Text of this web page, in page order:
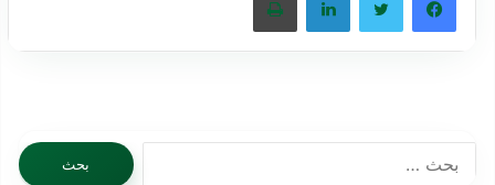
البحث
عن: